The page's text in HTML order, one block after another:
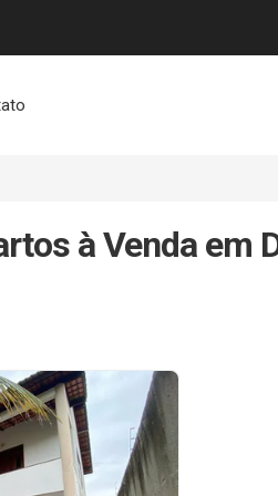
à Venda em